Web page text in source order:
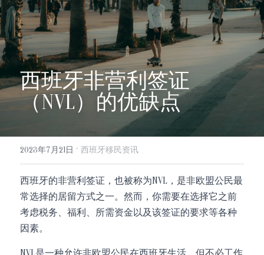
联系我们
Chinese
Chinese
Español
+34 610 154 700 （WhatsApp）
info@evergreen-eu.com
西班牙非营利签证
（NVL）的优缺点
2023年7月21日 · 西班牙移民资讯
西班牙的非营利签证，也被称为NVL，是非欧盟公民最
常选择的居留方式之一。然而，你需要在选择它之前
考虑税务、福利、所需资金以及该签证的要求等各种
因素。